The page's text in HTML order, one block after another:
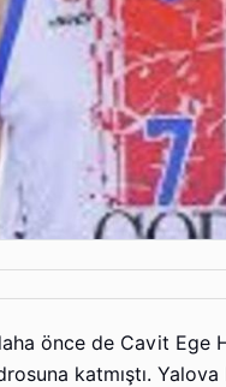
önce de Cavit Ege
katmıştı.